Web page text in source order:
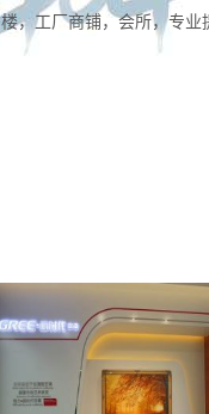
楼，工厂商铺，会所，专业